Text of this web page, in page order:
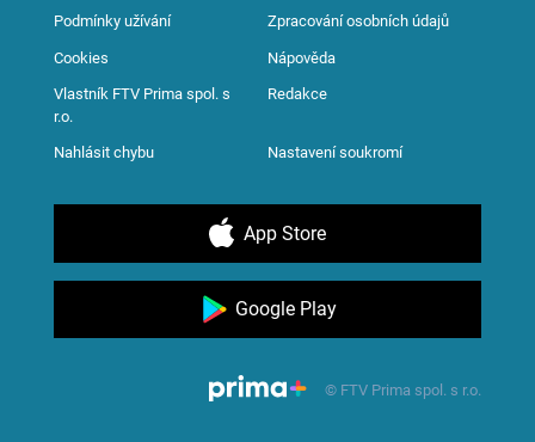
Podmínky užívání Zpracování osobních údajů
Cookies Nápověda
Vlastník FTV Prima spol. s
r.o.
Redakce
Nahlásit chybu Nastavení soukromí
App Store
Google Play
© FTV Prima spol. s r.o.